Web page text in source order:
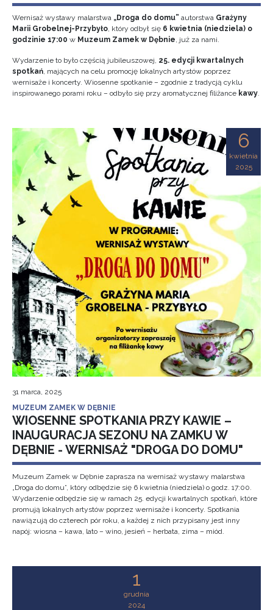
Wernisaż wystawy malarstwa „Droga do domu” autorstwa Grażyny
Marii Grobelnej-Przybyło, który odbył się 6 kwietnia (niedziela) o
godzinie 17:00 w Muzeum Zamek w Dębnie, już za nami.
Wydarzenie to było częścią jubileuszowej, 25. edycji kwartalnych
spotkań, mających na celu promocję lokalnych artystów poprzez
wernisaże i koncerty. Wiosenne spotkanie – zgodnie z tradycją cyklu
inspirowanego porami roku – odbyło się przy aromatycznej filiżance kawy.
6
kwietnia
2025
31 marca, 2025
MUZEUM ZAMEK W DĘBNIE
WIOSENNE SPOTKANIA PRZY KAWIE –
INAUGURACJA SEZONU NA ZAMKU W
DĘBNIE - WERNISAŻ "DROGA DO DOMU"
Muzeum Zamek w Dębnie zaprasza na wernisaż wystawy malarstwa
„Droga do domu”, który odbędzie się 6 kwietnia (niedziela) o godz. 17:00.
Wydarzenie odbędzie się w ramach 25. edycji kwartalnych spotkań, które
promują lokalnych artystów poprzez wernisaże i koncerty. Spotkania
nawiązują do czterech pór roku, a każdej z nich przypisany jest inny
napój: wiosna – kawa, lato – wino, jesień – herbata, zima – miód.
1
grudnia
2024